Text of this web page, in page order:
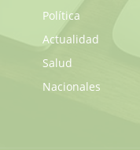
Política
Actualidad
Salud
Nacionales